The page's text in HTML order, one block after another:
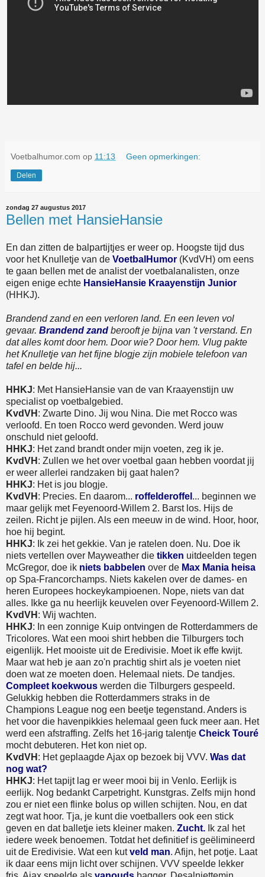
Voetbalhumor.com op 11:13 Geen opmerkingen:
Delen
zondag 27 augustus 2017
Bellen met HansieHansie
En dan zitten de balpartijtjes er weer op. Hoogste tijd dus
voor het Knulletje van de VoetbalHumor (KvdVH) om eens
te gaan bellen met de analist der voetbalanalisten, onze
eigen enige echte HansieHansie Kraayenstijn Junior
(HHKJ).
Brandend zand en een verloren land. En een leven vol
gevaar. Brandend zand berooft je bijna van 't verstand. En
dat alles komt door hem. Door wie? Door hem. Vlug pakte
het Knulletje van het fijne blogje zijn mobiele telefoon van
tafel en belde hij...
HHKJ: Met HansieHansie van de van Kraayenstijn uw
specialist op voetbalgebied.
KvdVH : Zwarte Dino. Jij wou Nina. Die met Rocco was
verloofd. En toen Rocco werd gevonden. Werd jouw
onschuld niet geloofd.
HHKJ: Het zand brandt onder mijn voeten, zeg ik je.
KvdVH : Zullen we het over voetbal gaan hebben voordat jij
er weer allerlei randzaken bij gaat halen?
HHKJ: Het is jou blogje.
KvdVH : Precies. En daarom... roffelderoffel ... beginnen we
maar gelijk met Feyenoord-Willem 2. Barst los. Hijs de
zeilen. Richt je pijlen. Als een meeuw in de wind. Hoor, hoor,
hoe hij begint.
HHKJ: Ik zei het gekkie. Van je ratelen doen. Nu. Doe ik
niets vertellen over Mayweather die tikken uitdeelden tegen
McGregor, doe ik niets babbelen over de Max Mania heisa
op Spa-Francorchamps. Niets kakelen over de dames- en
heren Europees hockeykampioenen. Nope, niets van dat
alles. Ikke ga nu heerlijk keuvelen over Feyenoord-Willem 2.
KvdVH : Wij wachten.
HHKJ: In een zonnige Kuip ontvingen de Rotterdammers de
Tricolores. Wat een mooi shirt hebben die Tilburgers toch
eigenlijk. Het mooiste uit de Eredivisie. Moet ik effe kwijt.
Maar wat heb je aan zo'n prachtig shirt als je voeten niet
doen wat ze moeten doen. Helemaal niets. De tandjes.
Compleet koekwous werden die Tilburgers gespeeld.
Gelukkig hebben die Rotterdammers straks in de
Champions League nog een beetje tegenstand. Anders is
het voor die havenpikkies helemaal geen fuck meer aan. Het
werd een afstraffing. Zelfs het 16-jarig talentje Cheick Touré
mocht debuteren. Het kon niet op.
KvdVH : Het geplaagde Ajax op bezoek bij VVV. Was dat
nog wat?
HHKJ: Het tapijt lag er weer mooi bij in Venlo. Eerlijk is
eerlijk. Nog bedankt Carpetright. Kunstgras. Zelfs mijn hond
zou er niet een flinke bolus op willen schijten. Nou, en dat
zegt wat hoor. Tja, je kunt die voetballers ook een stick
geven en dat balletje iets kleiner maken. Zucht. Ik zal het
iedere week benoemen. Totdat het definitief is geëlimineerd
uit de Eredivisie. Wat een kutveld man. Afijn, het potje. Laat
ik daar eens mijn licht over schijnen. VVV speelde lekker